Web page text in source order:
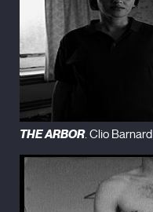
THE ARBOR. Clio Barnard